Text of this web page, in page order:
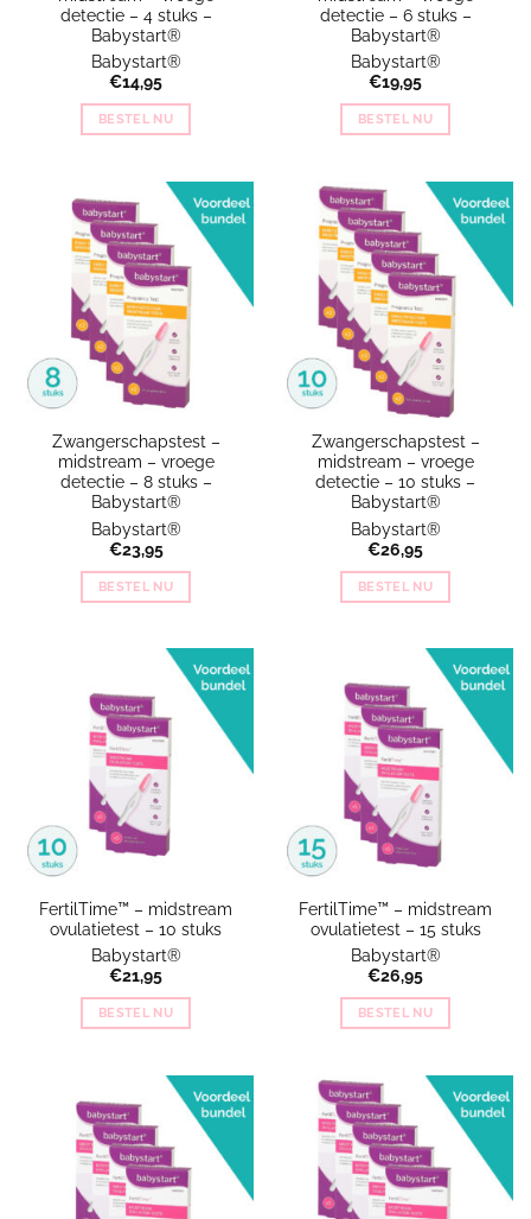
detectie – 4 stuks –
Babystart®
Babystart®
€14,95
BESTEL NU
detectie – 6 stuks –
Babystart®
Babystart®
€19,95
BESTEL NU
Zwangerschapstest –
midstream – vroege
detectie – 8 stuks –
Babystart®
Babystart®
€23,95
BESTEL NU
Zwangerschapstest –
midstream – vroege
detectie – 10 stuks –
Babystart®
Babystart®
€26,95
BESTEL NU
FertilTime™ – midstream
ovulatietest – 10 stuks
Babystart®
€21,95
BESTEL NU
FertilTime™ – midstream
ovulatietest – 15 stuks
Babystart®
€26,95
BESTEL NU